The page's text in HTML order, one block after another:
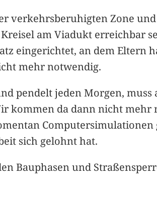
verkehrsberuhigten Zone und
am Viadukt erreichbar
eingerichtet, an dem Eltern
mehr notwendig.
pendelt jeden Morgen, muss
kommen da dann nicht mehr
sich gelohnt hat.
Bauphasen und